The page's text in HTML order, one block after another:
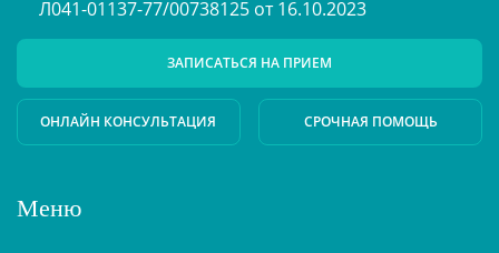
Л041-01137-77/00738125 от 16.10.2023
ЗАПИСАТЬСЯ НА ПРИЕМ
ОНЛАЙН КОНСУЛЬТАЦИЯ СРОЧНАЯ ПОМОЩЬ
Меню